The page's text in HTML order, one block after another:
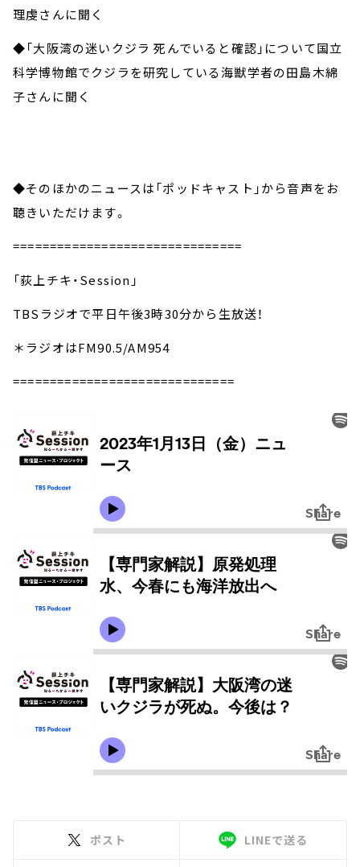
理虔さんに聞く
◆「大阪湾の迷いクジラ 死んでいると確認」について国立
科学博物館でクジラを研究している海獣学者の田島木綿
子さんに聞く
◆そのほかのニュースは「ポッドキャスト」から音声をお
聴きいただけます。
===============================
「荻上チキ・Session」
TBSラジオで平日午後3時30分から生放送！
＊ラジオはFM90.5/AM954
==============================
ポスト LINEで送る